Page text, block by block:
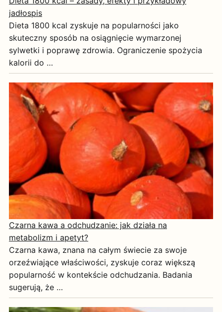
jadłospis
Dieta 1800 kcal zyskuje na popularności jako
skuteczny sposób na osiągnięcie wymarzonej
sylwetki i poprawę zdrowia. Ograniczenie spożycia
kalorii do …
Czarna kawa a odchudzanie: jak działa na
metabolizm i apetyt?
Czarna kawa, znana na całym świecie za swoje
orzeźwiające właściwości, zyskuje coraz większą
popularność w kontekście odchudzania. Badania
sugerują, że …